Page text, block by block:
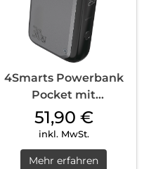
4Smarts Powerbank
Pocket mit
integriertem USB-C
Ka...
51,90 €
inkl. MwSt.
Mehr erfahren